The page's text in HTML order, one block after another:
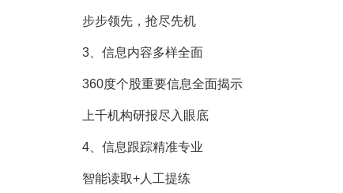
步步领先，抢尽先机
3、信息内容多样全面
360度个股重要信息全面揭示
上千机构研报尽入眼底
4、信息跟踪精准专业
智能读取+人工提练